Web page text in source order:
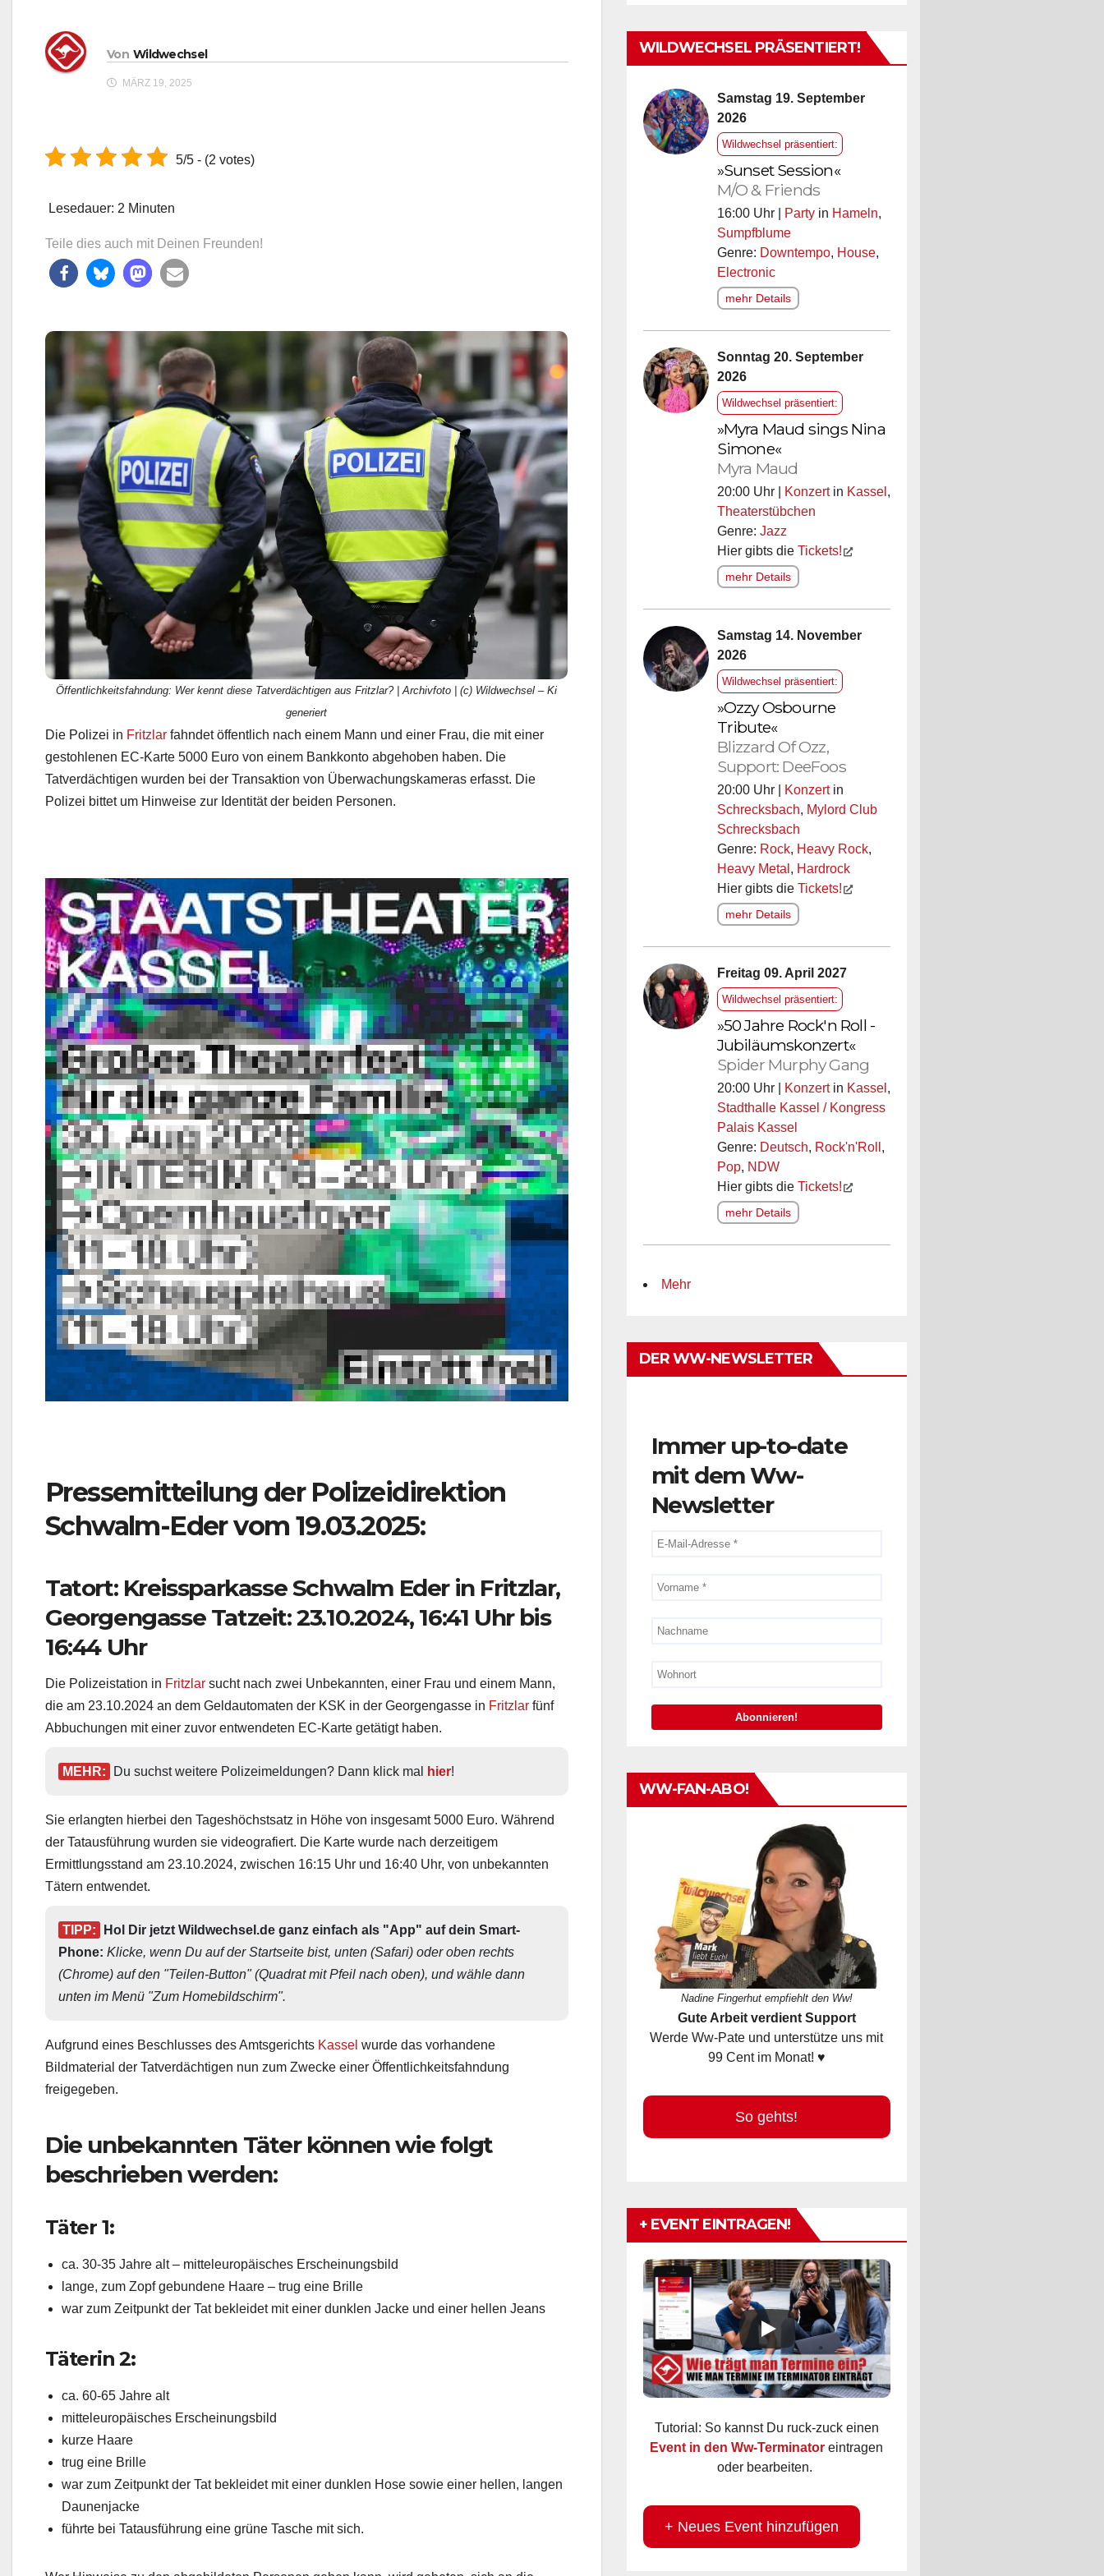
Von Wildwechsel
MÄRZ 19, 2025
5/5 - (2 votes)
Lesedauer: 2 Minuten
Teile dies auch mit Deinen Freunden!
Öffentlichkeitsfahndung: Wer kennt diese Tatverdächtigen aus Fritzlar? | Archivfoto | (c) Wildwechsel – Ki
generiert
Die Polizei in Fritzlar fahndet öffentlich nach einem Mann und einer Frau, die mit einer
gestohlenen EC-Karte 5000 Euro von einem Bankkonto abgehoben haben. Die
Tatverdächtigen wurden bei der Transaktion von Überwachungskameras erfasst. Die
Polizei bittet um Hinweise zur Identität der beiden Personen.
Pressemitteilung der Polizeidirektion
Schwalm-Eder vom 19.03.2025:
Tatort: Kreissparkasse Schwalm Eder in Fritzlar,
Georgengasse Tatzeit: 23.10.2024, 16:41 Uhr bis
16:44 Uhr
Die Polizeistation in Fritzlar sucht nach zwei Unbekannten, einer Frau und einem Mann,
die am 23.10.2024 an dem Geldautomaten der KSK in der Georgengasse in Fritzlar fünf
Abbuchungen mit einer zuvor entwendeten EC-Karte getätigt haben.
MEHR: Du suchst weitere Polizeimeldungen? Dann klick mal hier!
Sie erlangten hierbei den Tageshöchstsatz in Höhe von insgesamt 5000 Euro. Während
der Tatausführung wurden sie videografiert. Die Karte wurde nach derzeitigem
Ermittlungsstand am 23.10.2024, zwischen 16:15 Uhr und 16:40 Uhr, von unbekannten
Tätern entwendet.
TIPP:
Hol Dir jetzt Wildwechsel.de ganz einfach als "App" auf dein Smart-
Phone: Klicke, wenn Du auf der Startseite bist, unten (Safari) oder oben rechts
(Chrome) auf den "Teilen-Button" (Quadrat mit Pfeil nach oben), und wähle dann
unten im Menü "Zum Homebildschirm".
Aufgrund eines Beschlusses des Amtsgerichts Kassel wurde das vorhandene
Bildmaterial der Tatverdächtigen nun zum Zwecke einer Öffentlichkeitsfahndung
freigegeben.
Die unbekannten Täter können wie folgt
beschrieben werden:
Täter 1:
ca. 30-35 Jahre alt – mitteleuropäisches Erscheinungsbild
lange, zum Zopf gebundene Haare – trug eine Brille
war zum Zeitpunkt der Tat bekleidet mit einer dunklen Jacke und einer hellen Jeans
Täterin 2:
ca. 60-65 Jahre alt
mitteleuropäisches Erscheinungsbild
kurze Haare
trug eine Brille
war zum Zeitpunkt der Tat bekleidet mit einer dunklen Hose sowie einer hellen, langen
Daunenjacke
führte bei Tatausführung eine grüne Tasche mit sich.
WILDWECHSEL PRÄSENTIERT!
Samstag 19. September
2026
Wildwechsel präsentiert:
»Sunset Session«
M/O & Friends
16:00 Uhr | Partyin Hameln,
Sumpfblume
Genre: Downtempo, House,
Electronic
mehr Details
Sonntag 20. September
2026
Wildwechsel präsentiert:
»Myra Maud sings Nina
Simone«
Myra Maud
20:00 Uhr | Konzertin Kassel ,
Theaterstübchen
Genre: Jazz
Hier gibts die Tickets!
mehr Details
Samstag 14. November
2026
Wildwechsel präsentiert:
»Ozzy Osbourne
Tribute«
Blizzard Of Ozz,
Support: DeeFoos
20:00 Uhr | Konzertin
Schrecksbach, Mylord Club
Schrecksbach
Genre: Rock, Heavy Rock,
Heavy Metal , Hardrock
Hier gibts die Tickets!
mehr Details
Freitag 09. April 2027
Wildwechsel präsentiert:
»50 Jahre Rock'n Roll -
Jubiläumskonzert«
Spider Murphy Gang
20:00 Uhr | Konzertin Kassel ,
Stadthalle Kassel / Kongress
Palais Kassel
Genre: Deutsch, Rock'n'Roll ,
Pop, NDW
Hier gibts die Tickets!
mehr Details
Mehr
DER WW-NEWSLETTER
Immer up-to-date
mit dem Ww-
Newsletter
WW-FAN-ABO!
Nadine Fingerhut empfiehlt den Ww!
Gute Arbeit verdient Support
Werde Ww-Pate und unterstütze uns mit
99 Cent im Monat! ♥
So gehts!
+ EVENT EINTRAGEN!
Tutorial: So kannst Du ruck-zuck einen
Event in den Ww-Terminator eintragen
oder bearbeiten.
+ Neues Event hinzufügen